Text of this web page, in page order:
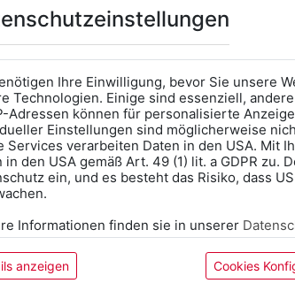
Ihre Einwilligung, bevor Sie unsere
Technologien. Einige sind essenziell,
Adressen können für personalisierte
Einstellungen sind möglicherweise
Services verarbeiten Daten in den USA. Mit
in den USA gemäß Art. 49 (1) lit. a GDPR zu.
ein, und es besteht das Risiko, dass
Informationen finden sie in unserer
anzeigen Cookies